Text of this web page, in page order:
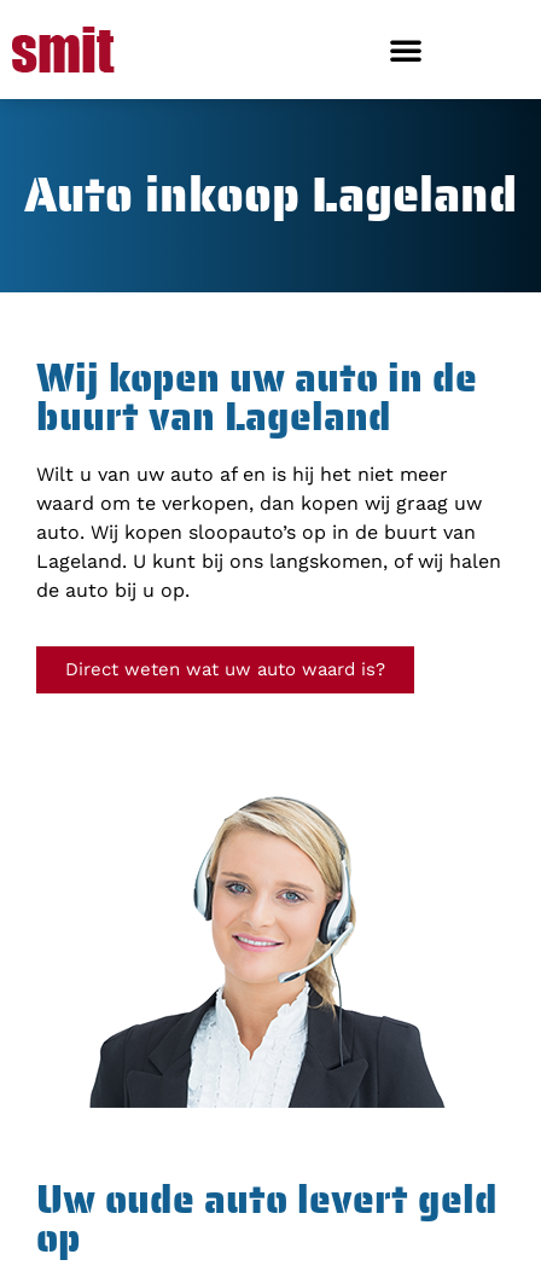
Auto inkoop Lageland
Wij kopen uw auto in de
buurt van Lageland
Wilt u van uw auto af en is hij het niet meer
waard om te verkopen, dan kopen wij graag uw
auto. Wij kopen sloopauto’s op in de buurt van
Lageland. U kunt bij ons langskomen, of wij halen
de auto bij u op.
Direct weten wat uw auto waard is?
Uw oude auto levert geld
op